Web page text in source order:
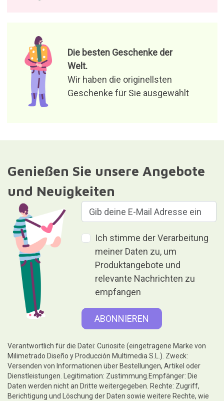
Die besten Geschenke der
Welt.
Wir haben die originellsten
Geschenke für Sie ausgewählt
Genießen Sie unsere Angebote
und Neuigkeiten
Ich stimme der Verarbeitung
meiner Daten zu, um
Produktangebote und
relevante Nachrichten zu
empfangen
Verantwortlich für die Datei: Curiosite (eingetragene Marke von
Milimetrado Diseño y Producción Multimedia S.L.). Zweck:
Versenden von Informationen über Bestellungen, Artikel oder
Dienstleistungen. Legitimation: Zustimmung.Empfänger: Die
Daten werden nicht an Dritte weitergegeben. Rechte: Zugriff,
Berichtigung und Löschung der Daten sowie weitere Rechte, wie